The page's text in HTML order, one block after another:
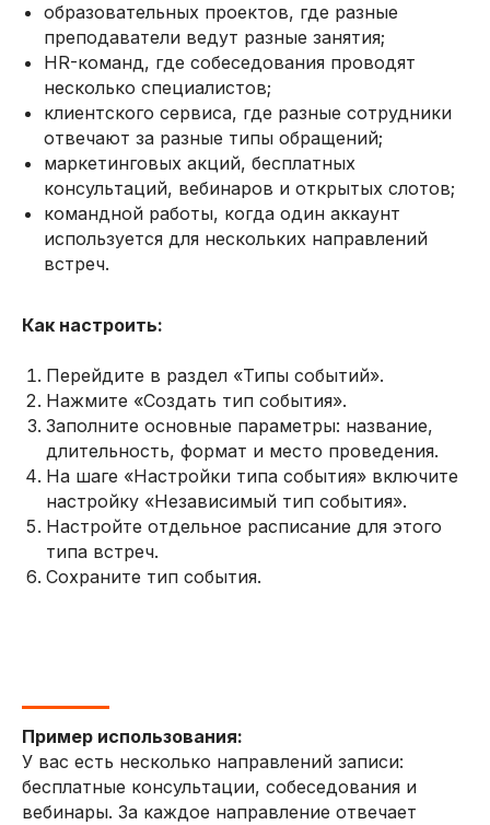
образовательных проектов, где разные
преподаватели ведут разные занятия;
HR-команд, где собеседования проводят
несколько специалистов;
клиентского сервиса, где разные сотрудники
отвечают за разные типы обращений;
маркетинговых акций, бесплатных
консультаций, вебинаров и открытых слотов;
командной работы, когда один аккаунт
используется для нескольких направлений
встреч.
Как настроить:
Перейдите в раздел «Типы событий».
Нажмите «Создать тип события».
Заполните основные параметры: название,
длительность, формат и место проведения.
На шаге «Настройки типа события» включите
настройку «Независимый тип события».
Настройте отдельное расписание для этого
типа встреч.
Сохраните тип события.
Пример использования:
У вас есть несколько направлений записи:
бесплатные консультации, собеседования и
вебинары. За каждое направление отвечает